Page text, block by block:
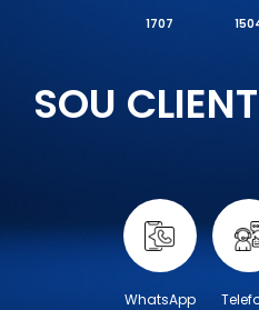
1707
SOU
WhatsApp